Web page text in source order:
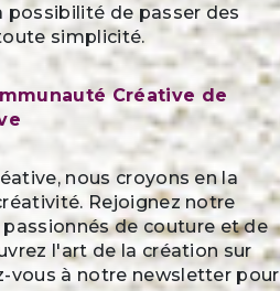
possibilité de passer des
simplicité.
Créative de
nous croyons en la
Rejoignez notre
de couture et de
l'art de la création sur
vous à notre newsletter pour